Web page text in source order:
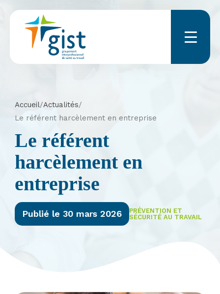
Accueil/Actualités/
Le référent harcèlement en entreprise
Le référent
harcèlement en
entreprise
Publié le 30 mars 2026
PRÉVENTION ET
SÉCURITÉ AU TRAVAIL